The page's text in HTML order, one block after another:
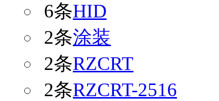
6条HID
2条涂装
2条RZCRT
2条RZCRT-2516